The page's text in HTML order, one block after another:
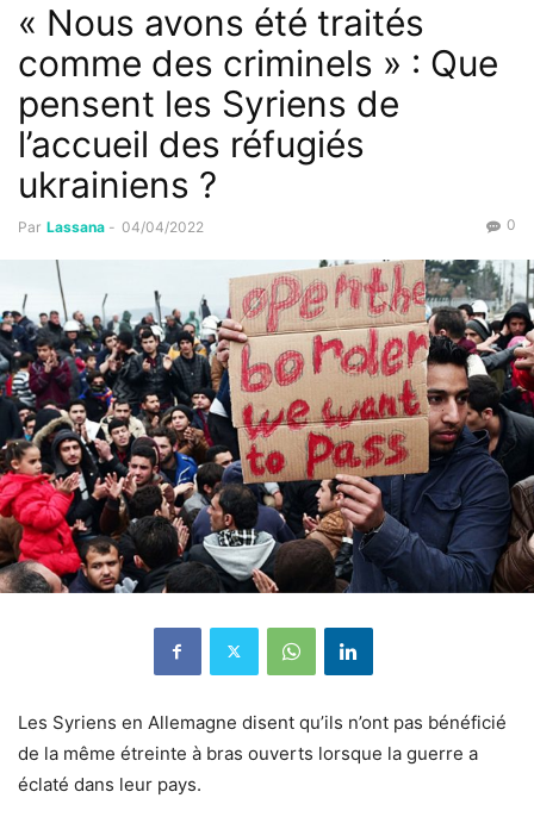
« Nous avons été traités
comme des criminels » : Que
pensent les Syriens de
l’accueil des réfugiés
ukrainiens ?
Par Lassana - 04/04/2022 0
Les Syriens en Allemagne disent qu’ils n’ont pas bénéficié
de la même étreinte à bras ouverts lorsque la guerre a
éclaté dans leur pays.